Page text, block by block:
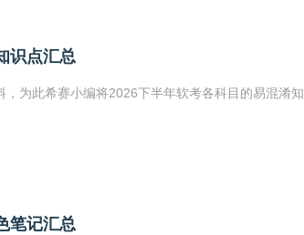
识点汇总
为此希赛小编将2026下半年软考各科目的易混淆
笔记汇总